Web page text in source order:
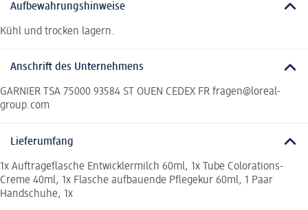
Aufbewahrungshinweise
Kühl und trocken lagern.
Anschrift des Unternehmens
GARNIER TSA 75000 93584 ST OUEN CEDEX FR fragen@loreal-
group.com
Lieferumfang
1x Auftrageflasche Entwicklermilch 60ml, 1x Tube Colorations-
Creme 40ml, 1x Flasche aufbauende Pflegekur 60ml, 1 Paar
Handschuhe, 1x